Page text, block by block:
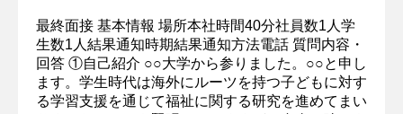
最終面接 基本情報 場所本社時間40分社員数1人学
生数1人結果通知時期結果通知方法電話 質問内容・
回答 ①自己紹介 ○○大学から参りました。○○と申し
ます。学生時代は海外にルーツを持つ子どもに対す
る学習支援を通じて福祉に関する研究を進めてまい